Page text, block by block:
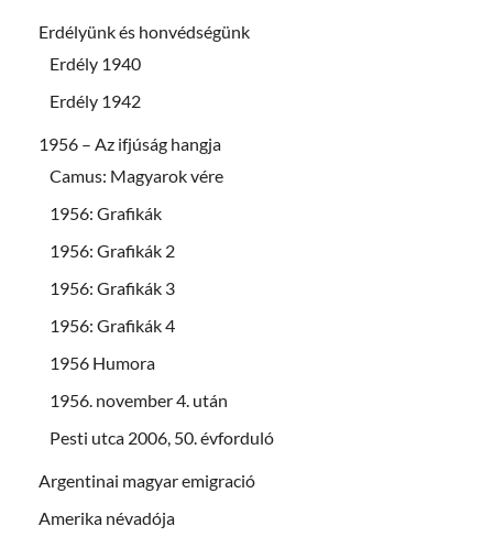
Erdélyünk és honvédségünk
Erdély 1940
Erdély 1942
1956 – Az ifjúság hangja
Camus: Magyarok vére
1956: Grafikák
1956: Grafikák 2
1956: Grafikák 3
1956: Grafikák 4
1956 Humora
1956. november 4. után
Pesti utca 2006, 50. évforduló
Argentinai magyar emigració
Amerika névadója